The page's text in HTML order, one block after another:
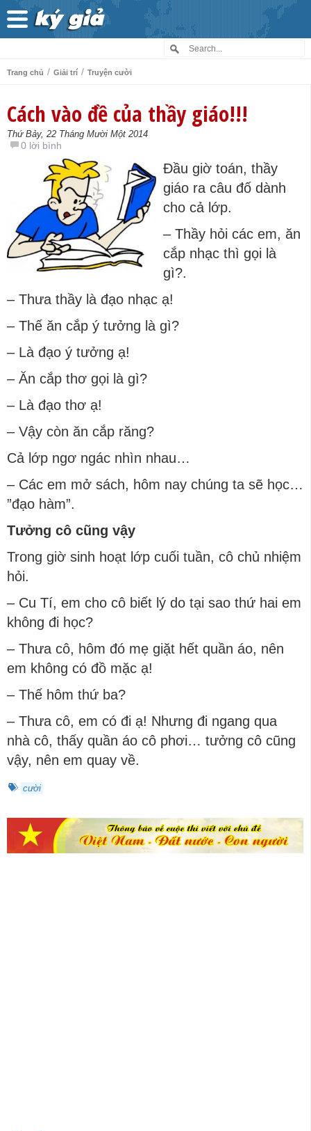
Trang chủ / Giải trí / Truyện cười
Cách vào đề của thầy giáo!!!
Thứ Bảy, 22 Tháng Mười Một 2014
0 lời bình
Đầu giờ toán, thầy
giáo ra câu đố dành
cho cả lớp.
– Thầy hỏi các em, ăn
cắp nhạc thì gọi là
gì?.
– Thưa thầy là đạo nhạc ạ!
– Thế ăn cắp ý tưởng là gì?
– Là đạo ý tưởng ạ!
– Ăn cắp thơ gọi là gì?
– Là đạo thơ ạ!
– Vậy còn ăn cắp răng?
Cả lớp ngơ ngác nhìn nhau…
– Các em mở sách, hôm nay chúng ta sẽ học…
”đạo hàm”.
Tưởng cô cũng vậy
Trong giờ sinh hoạt lớp cuối tuần, cô chủ nhiệm
hỏi.
– Cu Tí, em cho cô biết lý do tại sao thứ hai em
không đi học?
– Thưa cô, hôm đó mẹ giặt hết quần áo, nên
em không có đồ mặc ạ!
– Thế hôm thứ ba?
– Thưa cô, em có đi ạ! Nhưng đi ngang qua
nhà cô, thấy quần áo cô phơi… tưởng cô cũng
vậy, nên em quay về.
cười